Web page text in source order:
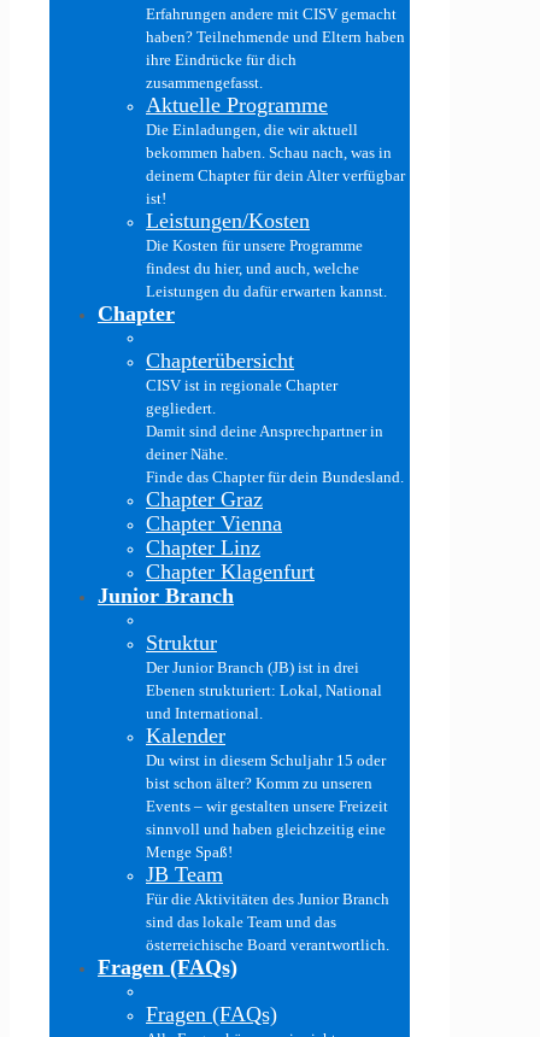
Erfahrungen andere mit CISV gemacht
haben? Teilnehmende und Eltern haben
ihre Eindrücke für dich
zusammengefasst.
Aktuelle Programme
Die Einladungen, die wir aktuell
bekommen haben. Schau nach, was in
deinem Chapter für dein Alter verfügbar
ist!
Leistungen/Kosten
Die Kosten für unsere Programme
findest du hier, und auch, welche
Leistungen du dafür erwarten kannst.
Chapter
Chapterübersicht
CISV ist in regionale Chapter
gegliedert.
Damit sind deine Ansprechpartner in
deiner Nähe.
Finde das Chapter für dein Bundesland.
Chapter Graz
Chapter Vienna
Chapter Linz
Chapter Klagenfurt
Junior Branch
Struktur
Der Junior Branch (JB) ist in drei
Ebenen strukturiert: Lokal, National
und International.
Kalender
Du wirst in diesem Schuljahr 15 oder
bist schon älter? Komm zu unseren
Events – wir gestalten unsere Freizeit
sinnvoll und haben gleichzeitig eine
Menge Spaß!
JB Team
Für die Aktivitäten des Junior Branch
sind das lokale Team und das
österreichische Board verantwortlich.
Fragen (FAQs)
Fragen (FAQs)